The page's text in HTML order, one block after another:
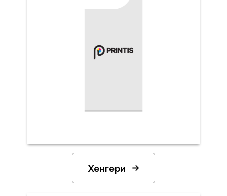
Хенгери